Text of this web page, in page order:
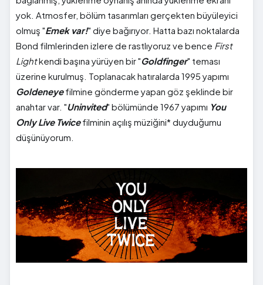
yok. Atmosfer, bölüm tasarımları gerçekten büyüleyici
olmuş "Emek var!" diye bağırıyor. Hatta bazı noktalarda
Bond filmlerinden izlere de rastlıyoruz ve bence First
Lightkendi başına yürüyen bir "Goldfinger" teması
üzerine kurulmuş. Toplanacak hatıralarda 1995 yapımı
Goldeneyefilmine gönderme yapan göz şeklinde bir
anahtar var. "Uninvited" bölümünde 1967 yapımı You
Only Live Twicefilminin açılış müziğini* duyduğumu
düşünüyorum.